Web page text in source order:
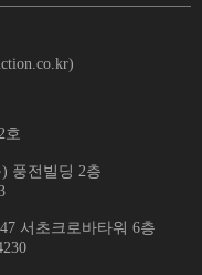
호
풍전빌딩 2층
서초크로바타워 6층